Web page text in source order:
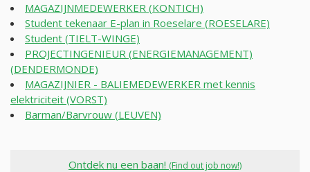
MAGAZIJNMEDEWERKER (KONTICH)
Student tekenaar E-plan in Roeselare (ROESELARE)
Student (TIELT-WINGE)
PROJECTINGENIEUR (ENERGIEMANAGEMENT)
(DENDERMONDE)
MAGAZIJNIER - BALIEMEDEWERKER met kennis
elektriciteit (VORST)
Barman/Barvrouw (LEUVEN)
Ontdek nu een baan! (Find out job now!)